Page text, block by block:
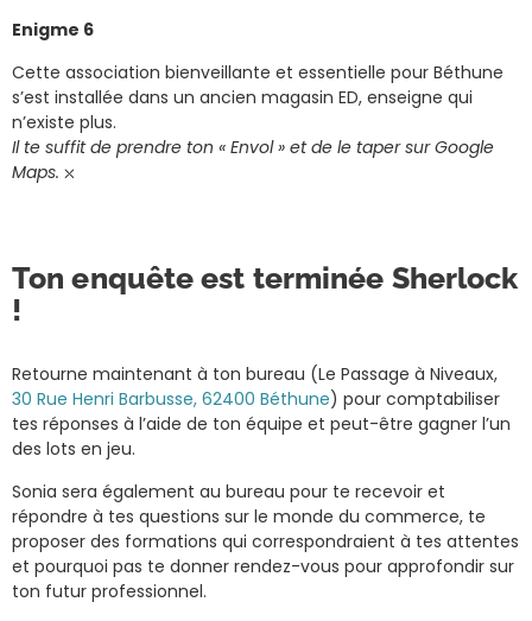
Enigme 6
Cette association bienveillante et essentielle pour Béthune
s’est installée dans un ancien magasin ED, enseigne qui
n’existe plus.
Il te suffit de prendre ton « Envol » et de le taper sur Google
Maps. ⛌
Ton enquête est terminée Sherlock
!
Retourne maintenant à ton bureau (Le Passage à Niveaux,
30 Rue Henri Barbusse, 62400 Béthune) pour comptabiliser
tes réponses à l’aide de ton équipe et peut-être gagner l’un
des lots en jeu.
Sonia sera également au bureau pour te recevoir et
répondre à tes questions sur le monde du commerce, te
proposer des formations qui correspondraient à tes attentes
et pourquoi pas te donner rendez-vous pour approfondir sur
ton futur professionnel.